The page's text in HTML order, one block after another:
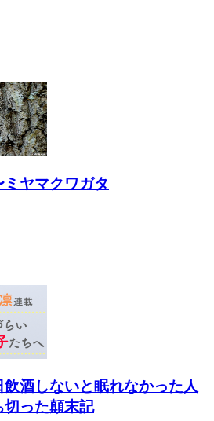
ヤマクワガタ
飲酒しないと眠れなかった人
切った顛末記